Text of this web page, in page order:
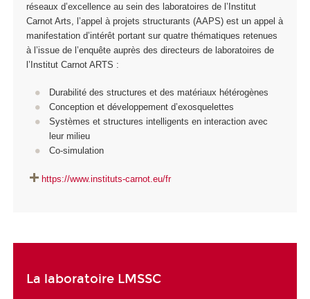
réseaux d’excellence au sein des laboratoires de l’Institut
Carnot Arts, l’appel à projets structurants (AAPS) est un appel à
manifestation d’intérêt portant sur quatre thématiques retenues
à l’issue de l’enquête auprès des directeurs de laboratoires de
l’Institut Carnot ARTS :
Durabilité des structures et des matériaux hétérogènes
Conception et développement d’exosquelettes
Systèmes et structures intelligents en interaction avec
leur milieu
Co-simulation
https://www.instituts-carnot.eu/fr
La laboratoire LMSSC